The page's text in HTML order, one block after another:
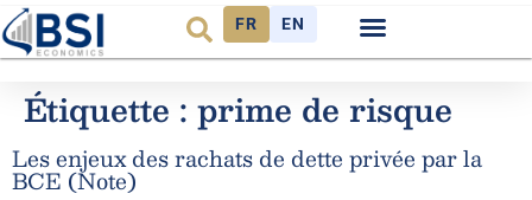
FR EN
Étiquette : prime de risque
Les enjeux des rachats de dette privée par la
BCE (Note)